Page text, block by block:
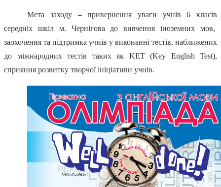
Мета заходу – привернення уваги учнів 6 класів
середніх шкіл м. Чернігова до вивчення іноземних мов,
заохочення та підтримка учнів у виконанні тестів, наближених
до міжнародних тестів таких як KET (Key English Test),
сприяння розвитку творчої ініціативи учнів.